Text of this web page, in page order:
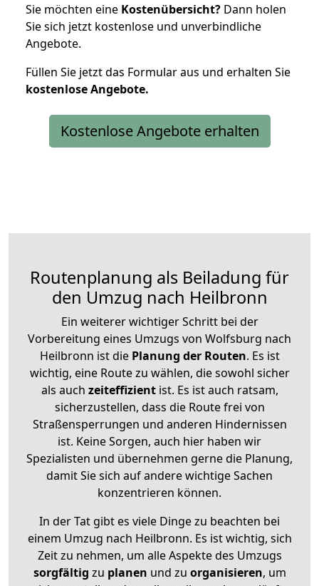
Sie möchten eine Kostenübersicht? Dann holen
Sie sich jetzt kostenlose und unverbindliche
Angebote.
Füllen Sie jetzt das Formular aus und erhalten Sie
kostenloseAngebote.
Kostenlose Angebote erhalten
Routenplanung als Beiladung für
den Umzug nach Heilbronn
Ein weiterer wichtiger Schritt bei der
Vorbereitung eines Umzugs von Wolfsburg nach
Heilbronn ist diePlanung der Routen. Es ist
wichtig, eine Route zu wählen, die sowohl sicher
als auch zeiteffizientist. Es ist auch ratsam,
sicherzustellen, dass die Route frei von
Straßensperrungen und anderen Hindernissen
ist. Keine Sorgen, auch hier haben wir
Spezialisten und übernehmen gerne die Planung,
damit Sie sich auf andere wichtige Sachen
konzentrieren können.
In der Tat gibt es viele Dinge zu beachten bei
einem Umzug nach Heilbronn. Es ist wichtig, sich
Zeit zu nehmen, um alle Aspekte des Umzugs
sorgfältig zu planen und zu organisieren, um